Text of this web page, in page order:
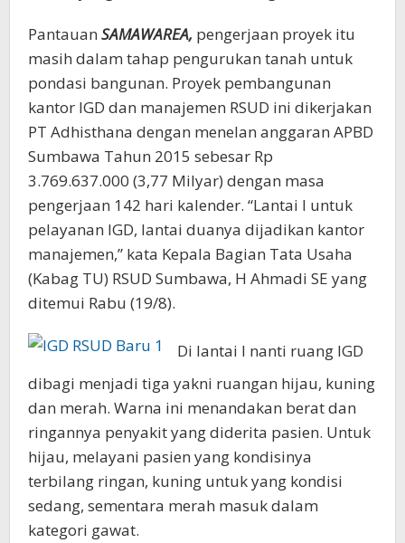
Pantauan SAMAWAREA, pengerjaan proyek itu
masih dalam tahap pengurukan tanah untuk
pondasi bangunan. Proyek pembangunan
kantor IGD dan manajemen RSUD ini dikerjakan
PT Adhisthana dengan menelan anggaran APBD
Sumbawa Tahun 2015 sebesar Rp
3.769.637.000 (3,77 Milyar) dengan masa
pengerjaan 142 hari kalender. “Lantai I untuk
pelayanan IGD, lantai duanya dijadikan kantor
manajemen,” kata Kepala Bagian Tata Usaha
(Kabag TU) RSUD Sumbawa, H Ahmadi SE yang
ditemui Rabu (19/8).
Di lantai I nanti ruang IGD
dibagi menjadi tiga yakni ruangan hijau, kuning
dan merah. Warna ini menandakan berat dan
ringannya penyakit yang diderita pasien. Untuk
hijau, melayani pasien yang kondisinya
terbilang ringan, kuning untuk yang kondisi
sedang, sementara merah masuk dalam
kategori gawat.